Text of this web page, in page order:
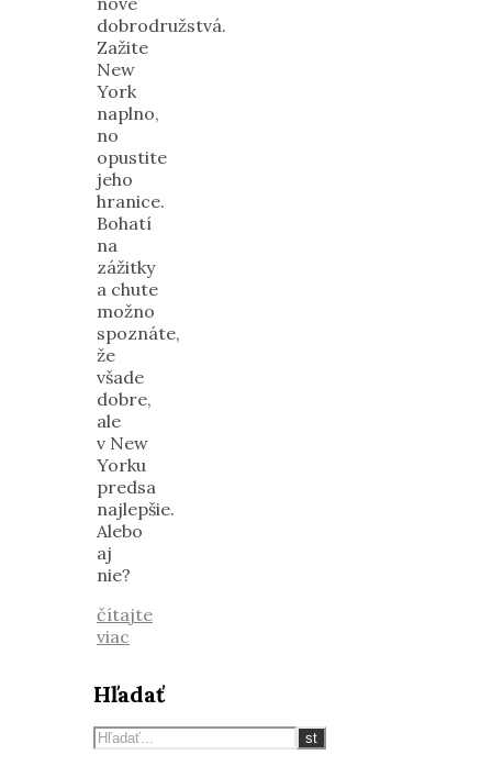
dobrodružstvá.
Zažite
New
York
naplno,
no
opustite
jeho
hranice.
Bohatí
na
zážitky
a chute
možno
spoznáte,
že
všade
dobre,
ale
v New
Yorku
predsa
najlepšie.
Alebo
aj
nie?
čítajte
viac
Hľadať